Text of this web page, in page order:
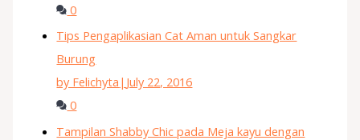
0
Tips Pengaplikasian Cat Aman untuk Sangkar
Burung
by Felichyta | July 22, 2016
0
Tampilan Shabby Chic pada Meja kayu dengan